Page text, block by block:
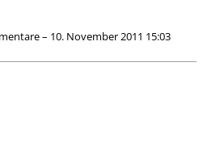
– 10. November 2011 15:03